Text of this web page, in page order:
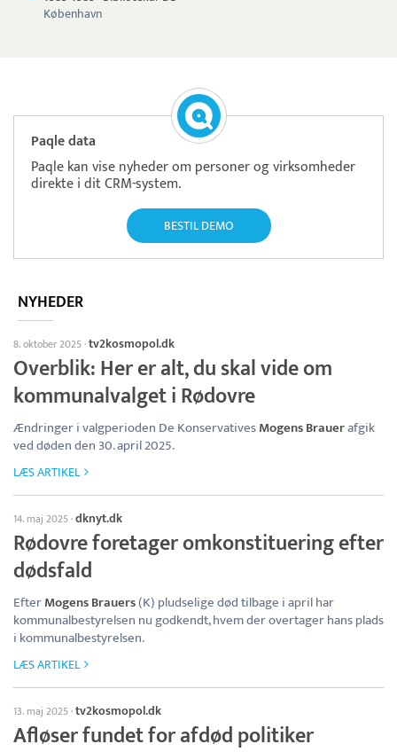
København
Paqle data
Paqle kan vise nyheder om personer og virksomheder
direkte i dit CRM-system.
BESTIL DEMO
NYHEDER
8. oktober 2025·tv2kosmopol.dk
Overblik: Her er alt, du skal vide om
kommunalvalget i Rødovre
Ændringer i valgperioden De KonservativesMogens Brauerafgik
ved døden den 30. april 2025.
LÆS ARTIKEL
14. maj 2025·dknyt.dk
Rødovre foretager omkonstituering efter
dødsfald
EfterMogens Brauers(K) pludselige død tilbage i april har
kommunalbestyrelsen nu godkendt, hvem der overtager hans plads
i kommunalbestyrelsen.
LÆS ARTIKEL
13. maj 2025·tv2kosmopol.dk
Afløser fundet for afdød politiker